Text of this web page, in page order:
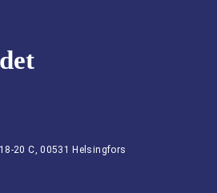
20 C, 00531 Helsingfors